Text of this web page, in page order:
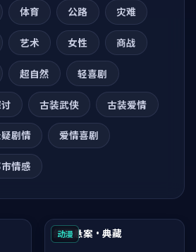
体育 公路 灾难
艺术 女性 商战
超自然 轻喜剧
古装武侠 古装爱情
剧情 爱情喜剧
情感
动漫
终局悬案·典藏